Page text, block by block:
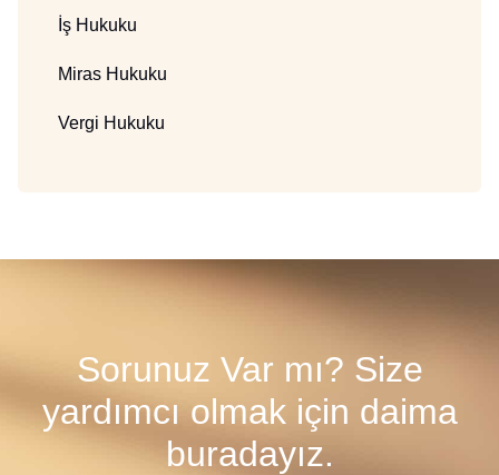
İş Hukuku
Miras Hukuku
Vergi Hukuku
Sorunuz Var mı? Size
yardımcı olmak için daima
buradayız.